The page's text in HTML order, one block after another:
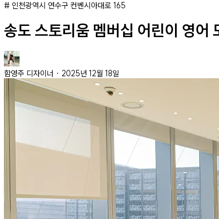
# 인천광역시 연수구 컨벤시아대로 165
송도 스토리움 멤버십 어린이 영어
함영주 디자이너 · 2025년 12월 18일